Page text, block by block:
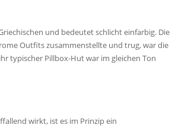
und bedeutet schlicht einfarbig. Die
Outfits zusammenstellte und trug, war die
typischer Pillbox-Hut war im gleichen Ton
wirkt, ist es im Prinzip ein